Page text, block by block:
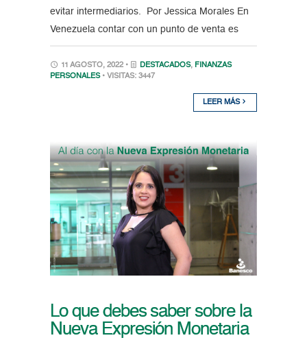
evitar intermediarios. Por Jessica Morales En
Venezuela contar con un punto de venta es
11 AGOSTO, 2022 • DESTACADOS, FINANZAS
PERSONALES • VISITAS: 3447
LEER MÁS
Lo que debes saber sobre la
Nueva Expresión Monetaria